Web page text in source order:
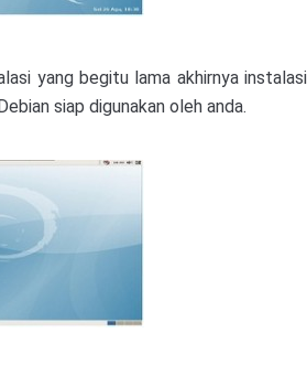
yang begitu lama akhirnya instalasi
siap digunakan oleh anda.